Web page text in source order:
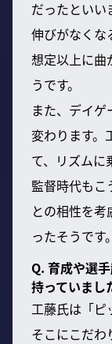
だったといい
伸びがなくな
想定以上に曲
うです。
また、デイ
変わります。
て、リズムに
監督時代もこ
との相性を
ったそうです。
Q. 育成や選
持っていまし
工藤氏は「ピ
そこにこだわ